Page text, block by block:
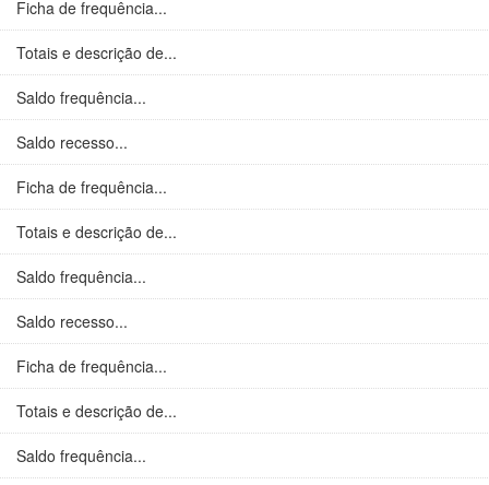
Ficha de frequência...
Totais e descrição de...
Saldo frequência...
Saldo recesso...
Ficha de frequência...
Totais e descrição de...
Saldo frequência...
Saldo recesso...
Ficha de frequência...
Totais e descrição de...
Saldo frequência...